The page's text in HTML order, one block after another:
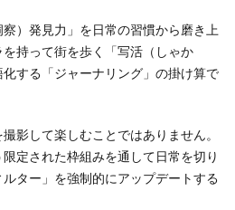
）発見力」を日常の習慣から磨き上
持って街を歩く「写活（しゃか
する「ジャーナリング」の掛け算で
影して楽しむことではありません。
定された枠組みを通して日常を切り
ター」を強制的にアップデートする